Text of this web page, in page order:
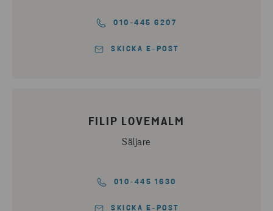
010-445 6207
SKICKA E-POST
FILIP LOVEMALM
Säljare
010-445 1630
SKICKA E-POST